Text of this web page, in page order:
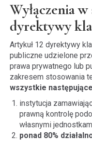
Wyłączenia
dyrektywy
Artykuł 12 dyrektywy
publiczne udzielone
prawa prywatnego lub
zakresem stosowania
wszystkie
instytucja
prawną kontrolę
własnymi
ponad 80%